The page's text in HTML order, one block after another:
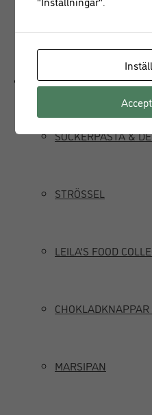
Delikatesser
SOCKERPASTA &
STRÖSSEL
LEILA’S FOOD
MARSIPAN